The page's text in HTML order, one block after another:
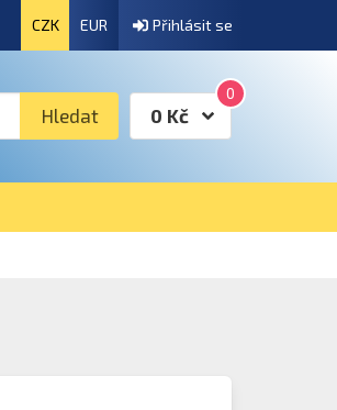
CZK EUR Přihlásit se
Hledat
0
0 Kč